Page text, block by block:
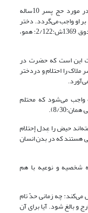
-اسحاق بن عمّار از امام رضا‌علیه السلام ‌در مورد حج پسر 10ساله
او واجب می‌گردد. دختر
نیز اگر حیض ببیند حج بر او واجب است (صدوق, 1369ش:2/122؛ همو،
این است که حضرت در
را احتلام و دردختر
واجب می‌شود که محتلم
30).
حیض را عِدل إحتلام
هستند که در بدن انسان
شخصیه و نوعیه با هم
می‌کند: چه زمانی حدّ تام
و بالغ شود. آیا برای آن